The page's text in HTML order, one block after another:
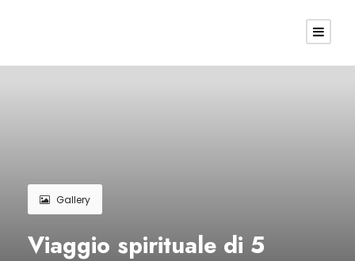
Gallery
Viaggio spirituale di 5